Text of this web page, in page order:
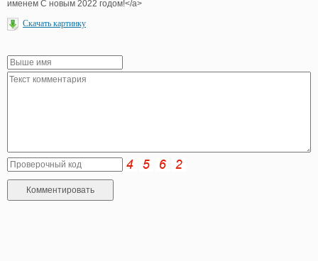
именем С новым 2022 годом!</a>
Скачать картинку